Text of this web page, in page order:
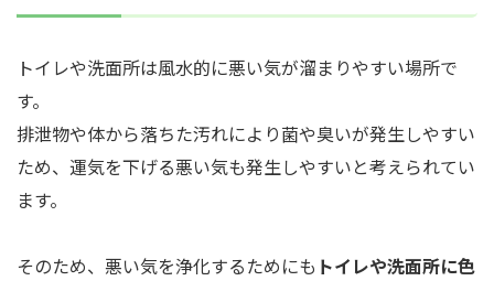
トイレや洗面所は風水的に悪い気が溜まりやすい場所で
す。
排泄物や体から落ちた汚れにより菌や臭いが発生しやすい
ため、運気を下げる悪い気も発生しやすいと考えられてい
ます。
そのため、悪い気を浄化するためにも トイレや洗面所に色